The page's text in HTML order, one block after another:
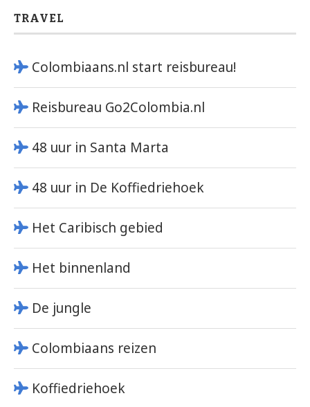
TRAVEL
Colombiaans.nl start reisbureau!
Reisbureau Go2Colombia.nl
48 uur in Santa Marta
48 uur in De Koffiedriehoek
Het Caribisch gebied
Het binnenland
De jungle
Colombiaans reizen
Koffiedriehoek